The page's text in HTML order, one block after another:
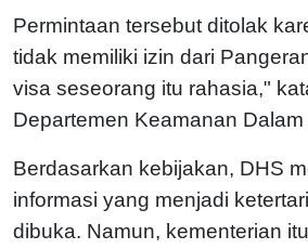
Permintaan tersebut ditolak
tidak memiliki izin dari
visa seseorang itu rahasia,"
Departemen Keamanan Dalam
Berdasarkan kebijakan, DHS
informasi yang menjadi
dibuka. Namun, kementerian